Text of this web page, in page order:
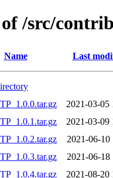
/src/
Name Last
2021-03-05
2021-03-09
2021-06-10
2021-06-18
2021-08-20